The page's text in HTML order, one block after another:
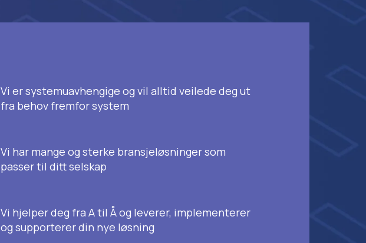
Vi er systemuavhengige og vil alltid veilede deg ut
fra behov fremfor system
Vi har mange og sterke bransjeløsninger som
passer til ditt selskap
Vi hjelper deg fra A til Å og leverer, implementerer
og supporterer din nye løsning